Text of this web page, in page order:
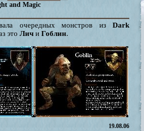
and Magic
очередных монстров из Dark
это Лич и Гоблин.
19.08.06